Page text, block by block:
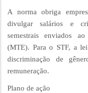
A norma obriga
divulgar salários e
semestrais enviados
(MTE). Para o STF, a
discriminação de
remuneração.
Plano de ação